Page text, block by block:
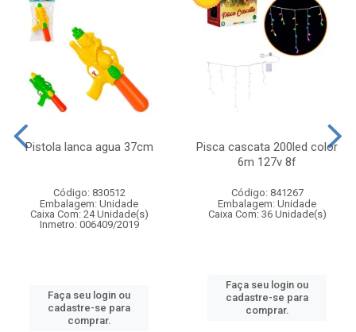
Pistola lanca agua 37cm
Código: 830512
Embalagem: Unidade
Caixa Com: 24 Unidade(s)
Inmetro: 006409/2019
Faça seu login ou
cadastre-se para
comprar.
Pisca cascata 200led color
6m 127v 8f
Código: 841267
Embalagem: Unidade
Caixa Com: 36 Unidade(s)
Faça seu login ou
cadastre-se para
comprar.